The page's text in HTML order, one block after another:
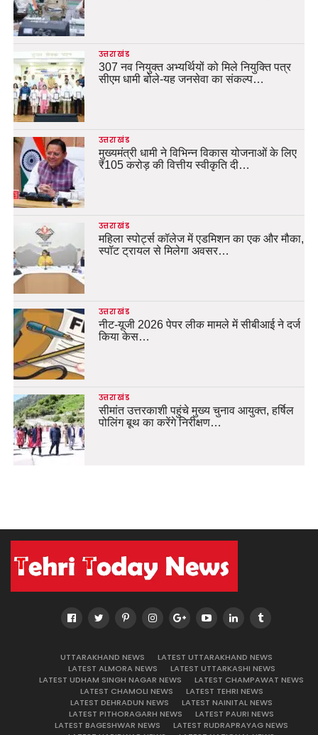
उत्तराखंड
307 नव नियुक्त अभ्यर्थियों को मिले नियुक्ति पत्र
सीएम धामी बोले-यह जनसेवा का संकल्प…
उत्तराखंड
मुख्यमंत्री धामी ने विभिन्न विकास योजनाओं के लिए
₹105 करोड़ की वित्तीय स्वीकृति दी…
उत्तराखंड
महिला स्पोर्ट्स कॉलेज में एडमिशन का एक और मौका,
स्पॉट ट्रायल से मिलेगा अवसर…
उत्तराखंड
नीट-यूजी 2026 पेपर लीक मामले में सीबीआई ने दर्ज
किया केस…
उत्तराखंड
सीमांत उत्तरकाशी पहुंचे मुख्य चुनाव आयुक्त, हर्षिल
पोलिंग बूथ का करेंगे निरीक्षण…
UTTARAKHAND NEWS
LATEST UTTARAKHAND NEWS
LATEST ALMORA NEWS
LATEST UTTARKASHI NEWS
LATEST UDHAM SINGH NAGAR NEWS
LATEST CHAMPAWAT NEWS
LATEST CHAMOLI NEWS
LATEST TEHRI NEWS
LATEST DEHRADUN NEWS
LATEST NAINITAL NEWS
LATEST PITHORAGARH NEWS
LATEST PAURI NEWS
LATEST BAGESHWAR NEWS
LATEST RUDRAPRAYAG NEWS